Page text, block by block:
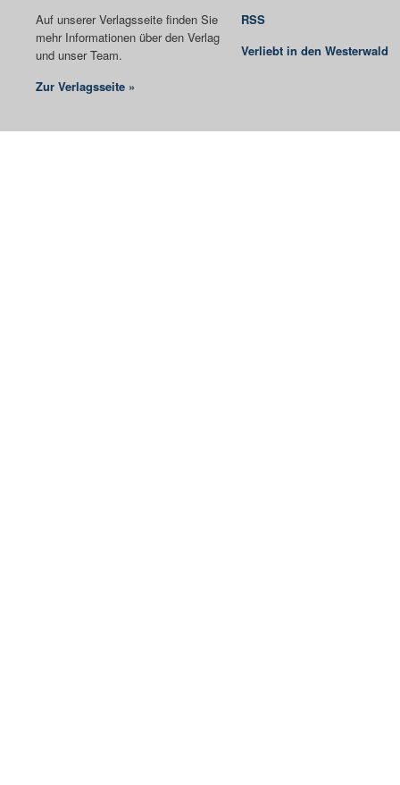
Auf unserer Verlagsseite finden Sie
mehr Informationen über den Verlag
und unser Team.
Zur Verlagsseite »
RSS
Verliebt in den Westerwald